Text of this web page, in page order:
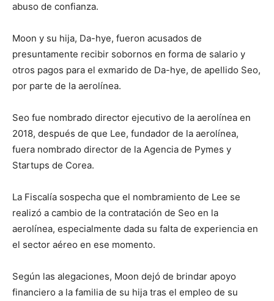
abuso de confianza.
Moon y su hija, Da-hye, fueron acusados ​​de
presuntamente recibir sobornos en forma de salario y
otros pagos para el exmarido de Da-hye, de apellido Seo,
por parte de la aerolínea.
Seo fue nombrado director ejecutivo de la aerolínea en
2018, después de que Lee, fundador de la aerolínea,
fuera nombrado director de la Agencia de Pymes y
Startups de Corea.
La Fiscalía sospecha que el nombramiento de Lee se
realizó a cambio de la contratación de Seo en la
aerolínea, especialmente dada su falta de experiencia en
el sector aéreo en ese momento.
Según las alegaciones, Moon dejó de brindar apoyo
financiero a la familia de su hija tras el empleo de su